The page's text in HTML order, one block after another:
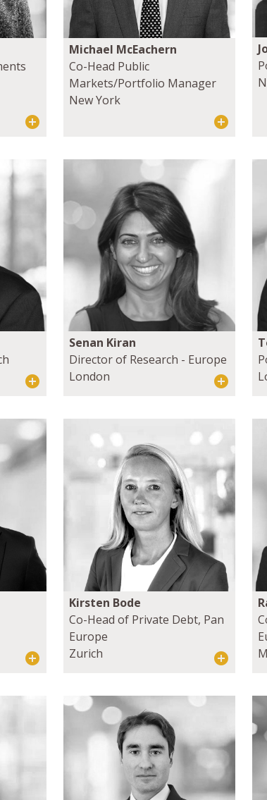
Michael McEachern
Co-Head Public
Markets/Portfolio Manager
New York
Senan Kiran
Director of Research - Europe
London
Kirsten Bode
Co-Head of Private Debt, Pan
Europe
Zurich